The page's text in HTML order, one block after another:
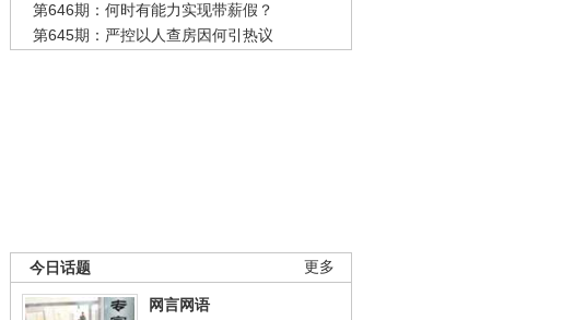
第646期：何时有能力实现带薪假？
第645期：严控以人查房因何引热议
更多
今日话题
网言网语